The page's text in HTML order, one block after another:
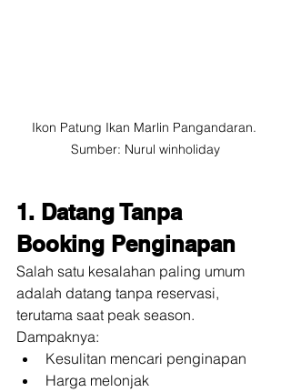
Ikon Patung Ikan Marlin Pangandaran.
Sumber: Nurul winholiday
1. Datang Tanpa
Booking Penginapan
Salah satu kesalahan paling umum
adalah datang tanpa reservasi,
terutama saat peak season.
Dampaknya:
Kesulitan mencari penginapan
Harga melonjak